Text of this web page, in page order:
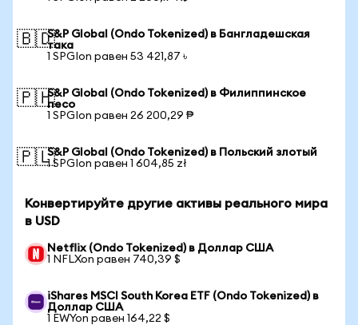
🇧🇩S&P Global (Ondo Tokenized) в Бангладешская
така
1 SPGIon равен 53 421,87 ৳
🇵🇭S&P Global (Ondo Tokenized) в Филиппинское
песо
1 SPGIon равен 26 200,29 ₱
🇵🇱S&P Global (Ondo Tokenized) в Польский злотый
1 SPGIon равен 1 604,85 zł
Конвертируйте другие активы реального мира
в USD
Netflix (Ondo Tokenized) в Доллар США
1 NFLXon равен 740,39 $
iShares MSCI South Korea ETF (Ondo Tokenized) в
Доллар США
1 EWYon равен 164,22 $